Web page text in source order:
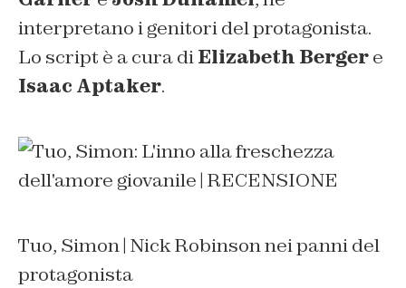
interpretano i genitori del protagonista.
Lo script è a cura diElizabeth Bergere
Isaac Aptaker.
Tuo, Simon | Nick Robinson nei panni del
protagonista